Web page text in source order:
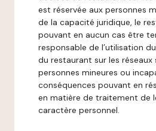
est réservée aux personnes
de la capacité juridique, le
pouvant en aucun cas être
responsable de l’utilisation
du restaurant sur les réseaux
personnes mineures ou
conséquences pouvant en
en matière de traitement de
caractère personnel.